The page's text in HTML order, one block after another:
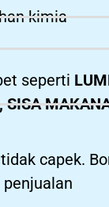
kimia
seperti
SISA
capek.